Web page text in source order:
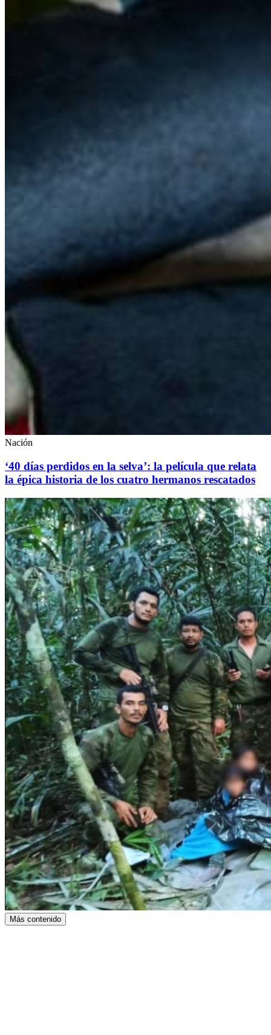
Nación
‘40 días perdidos en la selva’: la película que relata
la épica historia de los cuatro hermanos rescatados
Más contenido